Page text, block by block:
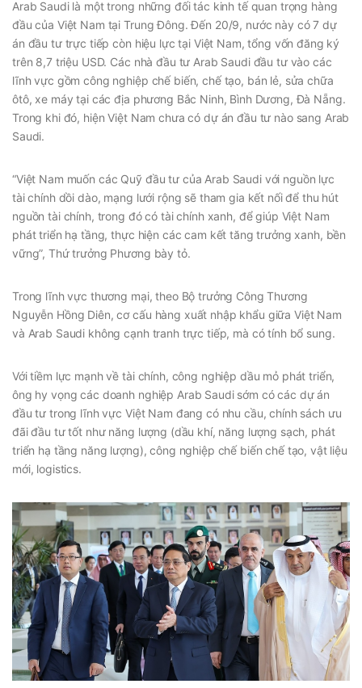
Arab Saudi là một trong những đối tác kinh tế quan trọng hàng
đầu của Việt Nam tại Trung Đông. Đến 20/9, nước này có 7 dự
án đầu tư trực tiếp còn hiệu lực tại Việt Nam, tổng vốn đăng ký
trên 8,7 triệu USD. Các nhà đầu tư Arab Saudi đầu tư vào các
lĩnh vực gồm công nghiệp chế biến, chế tạo, bán lẻ, sửa chữa
ôtô, xe máy tại các địa phương Bắc Ninh, Bình Dương, Đà Nẵng.
Trong khi đó, hiện Việt Nam chưa có dự án đầu tư nào sang Arab
Saudi.
“Việt Nam muốn các Quỹ đầu tư của Arab Saudi với nguồn lực
tài chính dồi dào, mạng lưới rộng sẽ tham gia kết nối để thu hút
nguồn tài chính, trong đó có tài chính xanh, để giúp Việt Nam
phát triển hạ tầng, thực hiện các cam kết tăng trưởng xanh, bền
vững”, Thứ trưởng Phương bày tỏ.
Trong lĩnh vực thương mại, theo Bộ trưởng Công Thương
Nguyễn Hồng Diên, cơ cấu hàng xuất nhập khẩu giữa Việt Nam
và Arab Saudi không cạnh tranh trực tiếp, mà có tính bổ sung.
Với tiềm lực mạnh về tài chính, công nghiệp dầu mỏ phát triển,
ông hy vọng các doanh nghiệp Arab Saudi sớm có các dự án
đầu tư trong lĩnh vực Việt Nam đang có nhu cầu, chính sách ưu
đãi đầu tư tốt như năng lượng (dầu khí, năng lượng sạch, phát
triển hạ tầng năng lượng), công nghiệp chế biến chế tạo, vật liệu
mới, logistics.